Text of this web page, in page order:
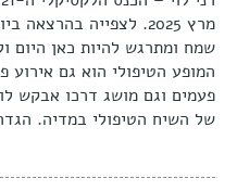
מרץ 2025. לצפייה
שמח ומתרגש להיות כאן היום
המופע הטיפולי הוא גם אירוע
פעמים וגם מושג דרכו אבקש
של השיח הטיפולי במדיה.